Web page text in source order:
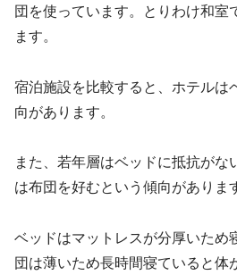
団を使っています。とりわけ和室
ます。
宿泊施設を比較すると、ホテルは
向があります。
また、若年層はベッドに抵抗がな
は布団を好むという傾向がありま
ベッドはマットレスが分厚いため
団は薄いため長時間寝ていると体